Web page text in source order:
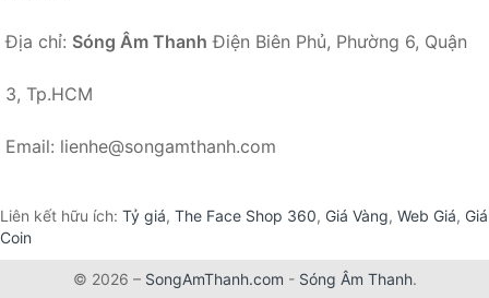
Địa chỉ: Sóng Âm Thanh Điện Biên Phủ, Phường 6, Quận
3, Tp.HCM
Email: lienhe@songamthanh.com
Liên kết hữu ích: Tỷ giá, The Face Shop 360, Giá Vàng, Web Giá, Giá
Coin
© 2026 – SongAmThanh.com - Sóng Âm Thanh.